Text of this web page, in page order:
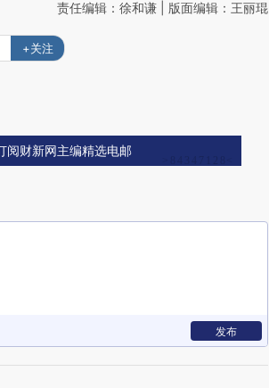
责任编辑：徐和谦 | 版面编辑：王丽琨
+关注
阅财新网主编精选电邮
发布